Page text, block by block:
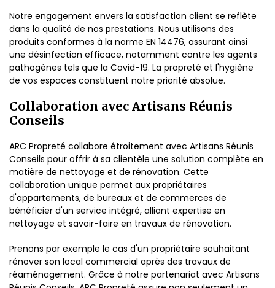
Notre engagement envers la satisfaction client se reflète
dans la qualité de nos prestations. Nous utilisons des
produits conformes à la norme EN 14476, assurant ainsi
une désinfection efficace, notamment contre les agents
pathogènes tels que la Covid-19. La propreté et l'hygiène
de vos espaces constituent notre priorité absolue.
Collaboration avec Artisans Réunis
Conseils
ARC Propreté collabore étroitement avec Artisans Réunis
Conseils pour offrir à sa clientèle une solution complète en
matière de nettoyage et de rénovation. Cette
collaboration unique permet aux propriétaires
d'appartements, de bureaux et de commerces de
bénéficier d'un service intégré, alliant expertise en
nettoyage et savoir-faire en travaux de rénovation.
Prenons par exemple le cas d'un propriétaire souhaitant
rénover son local commercial après des travaux de
réaménagement. Grâce à notre partenariat avec Artisans